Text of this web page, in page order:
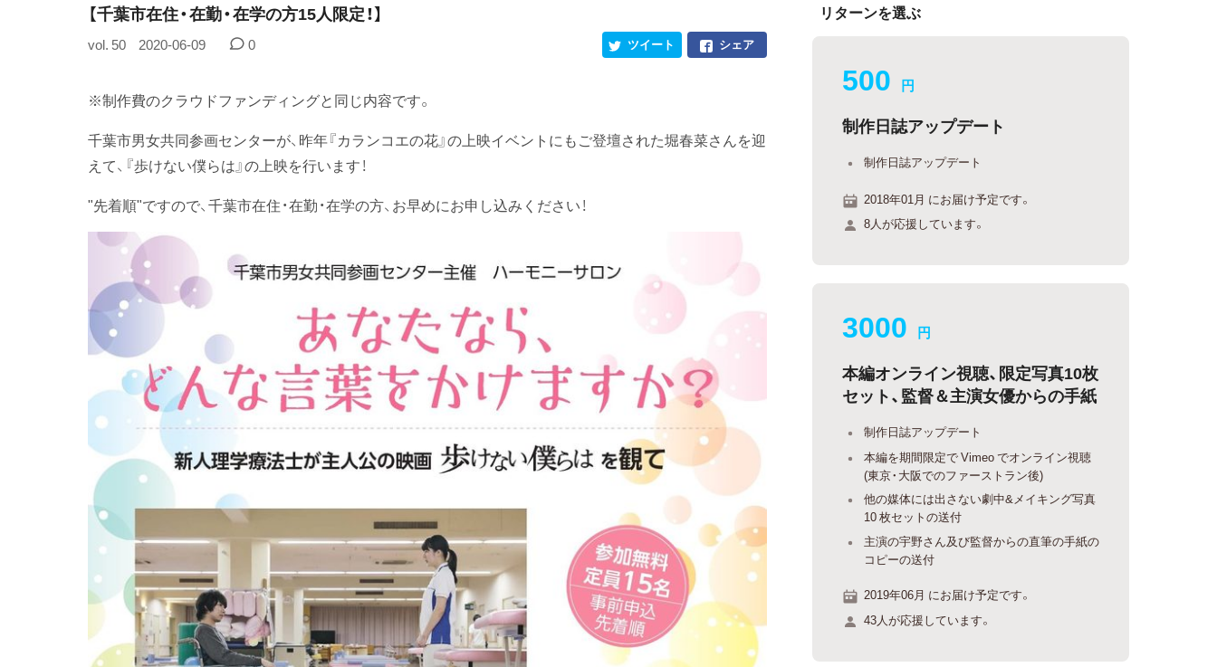
​【千葉市在住・在勤・在学の方15人限定！】
vol. 50 2020-06-09 0 シェア
ツイート
※制作費のクラウドファンディングと同じ内容です。
千葉市男女共同参画センターが、昨年『カランコエの花』の上映イベントにもご登壇された堀春菜さんを迎
えて、『歩けない僕らは』の上映を行います！
"先着順"ですので、千葉市在住・在勤・在学の方、お早めにお申し込みください！
リターンを選ぶ
500 円
制作日誌アップデート
制作日誌アップデート
2018年01月 にお届け予定です。
8人が応援しています。
3000 円
本編オンライン視聴、限定写真10枚
セット、監督＆主演女優からの手紙
制作日誌アップデート
本編を期間限定で Vimeo でオンライン視聴
(東京・大阪でのファーストラン後)
他の媒体には出さない劇中&メイキング写真
10 枚セットの送付
主演の宇野さん及び監督からの直筆の手紙の
コピーの送付
2019年06月 にお届け予定です。
43人が応援しています。